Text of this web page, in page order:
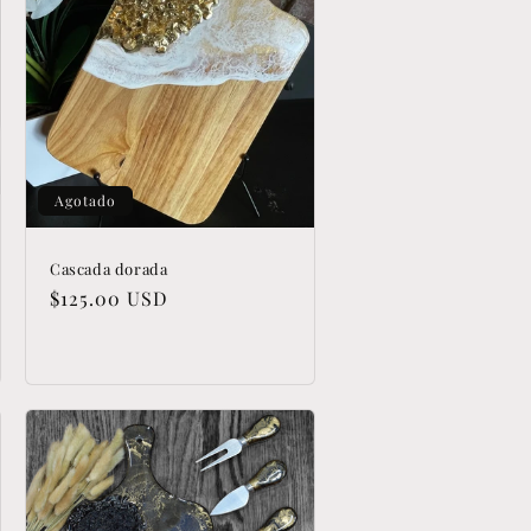
Agotado
Cascada dorada
Precio
$125.00 USD